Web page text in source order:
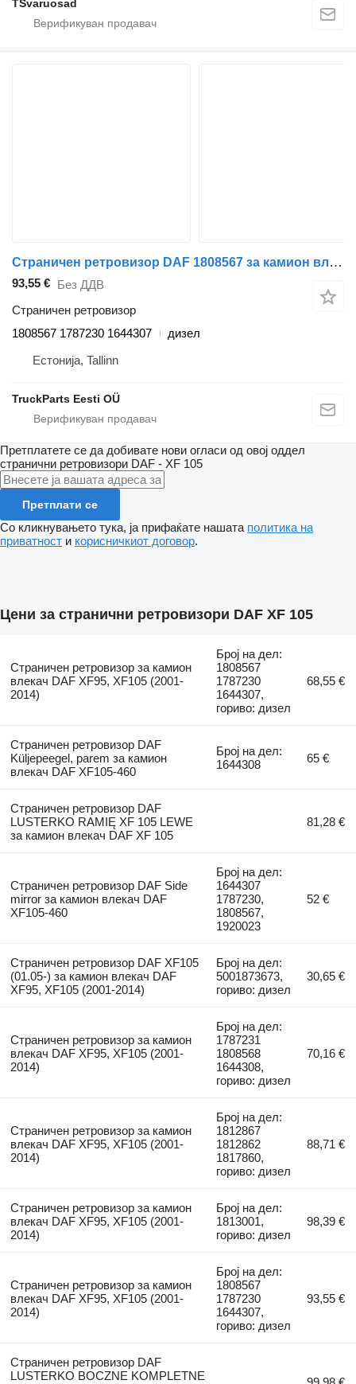
TSvaruosad
Страничен ретровизор DAF 1808567 за камион влекач DAF XF95, XF105 (2001-2014)
93,55 € Без ДДВ
Страничен ретровизор
1808567 1787230 1644307
дизел
Естонија, Tallinn
TruckParts Eesti OÜ
Претплатете се да добивате нови огласи од овој оддел
странични ретровизори DAF - XF 105
Претплати се
Со кликнувањето тука, ја прифаќате нашата политика на
приватност и корисничкиот договор.
Цени за странични ретровизори DAF XF 105
Страничен ретровизор за камион
влекач DAF XF95, XF105 (2001-
2014)
Број на дел:
1808567
1787230
1644307,
гориво: дизел
68,55 €
Страничен ретровизор DAF
Küljepeegel, parem за камион
влекач DAF XF105-460
Број на дел:
1644308
65 €
Страничен ретровизор DAF
LUSTERKO RAMIĘ XF 105 LEWE
за камион влекач DAF XF 105
81,28 €
Страничен ретровизор DAF Side
mirror за камион влекач DAF
XF105-460
Број на дел:
1644307
1787230,
1808567,
1920023
52 €
Страничен ретровизор DAF XF105
(01.05-) за камион влекач DAF
XF95, XF105 (2001-2014)
Број на дел:
5001873673,
гориво: дизел
30,65 €
Страничен ретровизор за камион
влекач DAF XF95, XF105 (2001-
2014)
Број на дел:
1787231
1808568
1644308,
гориво: дизел
70,16 €
Страничен ретровизор за камион
влекач DAF XF95, XF105 (2001-
2014)
Број на дел:
1812867
1812862
1817860,
гориво: дизел
88,71 €
Страничен ретровизор за камион
влекач DAF XF95, XF105 (2001-
2014)
Број на дел:
1813001,
гориво: дизел
98,39 €
Страничен ретровизор за камион
влекач DAF XF95, XF105 (2001-
2014)
Број на дел:
1808567
1787230
1644307,
гориво: дизел
93,55 €
Страничен ретровизор DAF
LUSTERKO BOCZNE KOMPLETNE